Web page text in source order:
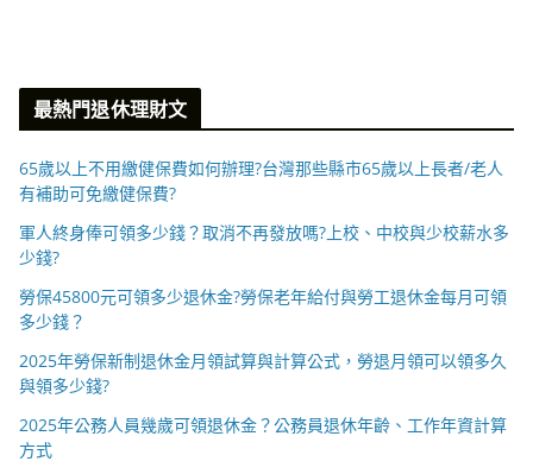
最熱門退休理財文
65歲以上不用繳健保費如何辦理?台灣那些縣市65歲以上長者/老人
有補助可免繳健保費?
軍人終身俸可領多少錢？取消不再發放嗎?上校、中校與少校薪水多
少錢?
勞保45800元可領多少退休金?勞保老年給付與勞工退休金每月可領
多少錢？
2025年勞保新制退休金月領試算與計算公式，勞退月領可以領多久
與領多少錢?
2025年公務人員幾歲可領退休金？公務員退休年齡、工作年資計算
方式